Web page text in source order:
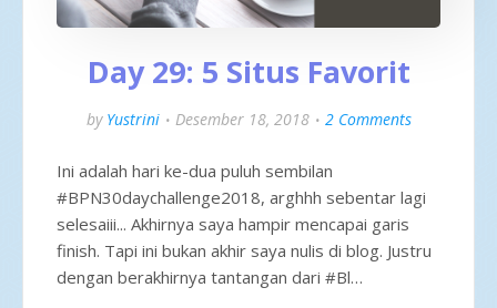
Day 29: 5 Situs Favorit
by Yustrini Desember 18, 2018 2 Comments
Ini adalah hari ke-dua puluh sembilan
#BPN30daychallenge2018, arghhh sebentar lagi
selesaiii... Akhirnya saya hampir mencapai garis
finish. Tapi ini bukan akhir saya nulis di blog. Justru
dengan berakhirnya tantangan dari #Bl…